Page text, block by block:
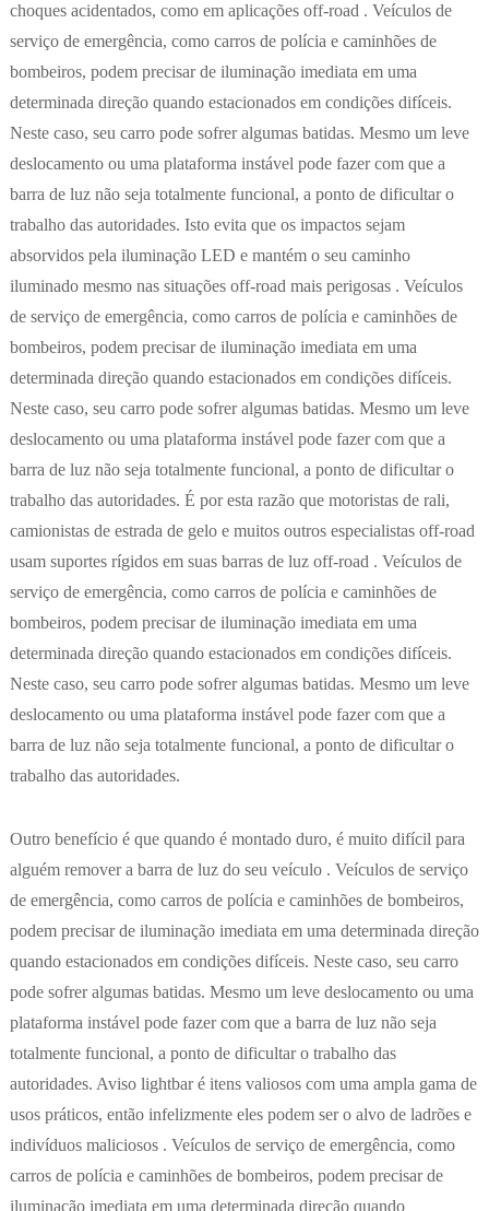
choques acidentados, como em aplicações off-road . Veículos de
serviço de emergência, como carros de polícia e caminhões de
bombeiros, podem precisar de iluminação imediata em uma
determinada direção quando estacionados em condições difíceis.
Neste caso, seu carro pode sofrer algumas batidas. Mesmo um leve
deslocamento ou uma plataforma instável pode fazer com que a
barra de luz não seja totalmente funcional, a ponto de dificultar o
trabalho das autoridades. Isto evita que os impactos sejam
absorvidos pela iluminação LED e mantém o seu caminho
iluminado mesmo nas situações off-road mais perigosas . Veículos
de serviço de emergência, como carros de polícia e caminhões de
bombeiros, podem precisar de iluminação imediata em uma
determinada direção quando estacionados em condições difíceis.
Neste caso, seu carro pode sofrer algumas batidas. Mesmo um leve
deslocamento ou uma plataforma instável pode fazer com que a
barra de luz não seja totalmente funcional, a ponto de dificultar o
trabalho das autoridades. É por esta razão que motoristas de rali,
camionistas de estrada de gelo e muitos outros especialistas off-road
usam suportes rígidos em suas barras de luz off-road . Veículos de
serviço de emergência, como carros de polícia e caminhões de
bombeiros, podem precisar de iluminação imediata em uma
determinada direção quando estacionados em condições difíceis.
Neste caso, seu carro pode sofrer algumas batidas. Mesmo um leve
deslocamento ou uma plataforma instável pode fazer com que a
barra de luz não seja totalmente funcional, a ponto de dificultar o
trabalho das autoridades.
Outro benefício é que quando é montado duro, é muito difícil para
alguém remover a barra de luz do seu veículo . Veículos de serviço
de emergência, como carros de polícia e caminhões de bombeiros,
podem precisar de iluminação imediata em uma determinada direção
quando estacionados em condições difíceis. Neste caso, seu carro
pode sofrer algumas batidas. Mesmo um leve deslocamento ou uma
plataforma instável pode fazer com que a barra de luz não seja
totalmente funcional, a ponto de dificultar o trabalho das
autoridades. Aviso lightbar é itens valiosos com uma ampla gama de
usos práticos, então infelizmente eles podem ser o alvo de ladrões e
indivíduos maliciosos . Veículos de serviço de emergência, como
carros de polícia e caminhões de bombeiros, podem precisar de
iluminação imediata em uma determinada direção quando